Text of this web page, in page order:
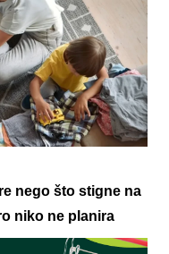
nego što stigne na
niko ne planira